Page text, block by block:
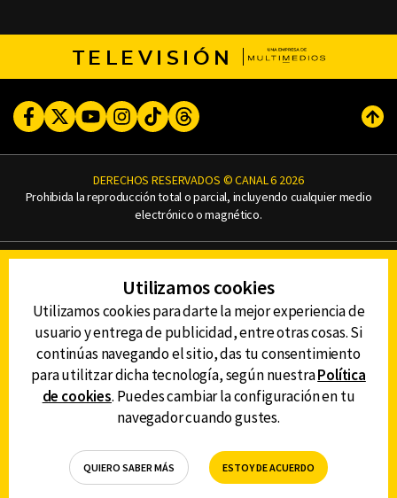
TELEVISIÓN
FacebookTwitterYoutubeInstagram
TikTokThreads
DERECHOS RESERVADOS © CANAL 6 2026
Prohibida la reproducción total o parcial, incluyendo cualquier medio
electrónico o magnético.
AVISO DE PRIVACIDAD
AVISO LEGAL
DEFENSORÍA DE LAS AUDIENCIAS
DESCARGA LA APP DE CANAL 6
Utilizamos cookies
Utilizamos cookies para darte la mejor experiencia de
usuario y entrega de publicidad, entre otras cosas. Si
continúas navegando el sitio, das tu consentimiento
para utilitzar dicha tecnología, según nuestraPolítica
de cookies. Puedes cambiar la configuración en tu
navegador cuando gustes.
QUIERO SABER MÁS ESTOY DE ACUERDO